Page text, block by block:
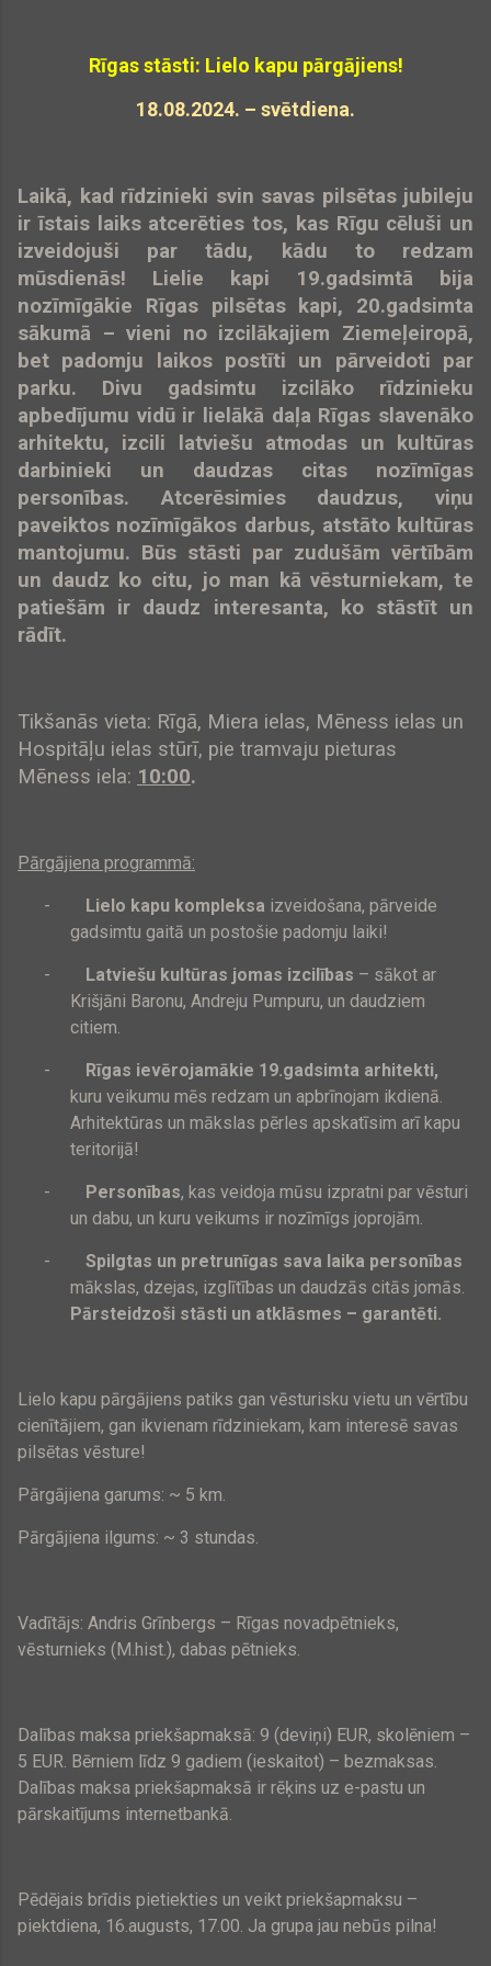
Rīgas stāsti: Lielo kapu pārgājiens!
18.08.2024. – svētdiena.
Laikā, kad rīdzinieki svin savas pilsētas jubileju
ir īstais laiks atcerēties tos, kas Rīgu cēluši un
izveidojuši par tādu, kādu to redzam
mūsdienās! Lielie kapi 19.gadsimtā bija
nozīmīgākie Rīgas pilsētas kapi, 20.gadsimta
sākumā – vieni no izcilākajiem Ziemeļeiropā,
bet padomju laikos postīti un pārveidoti par
parku. Divu gadsimtu izcilāko rīdzinieku
apbedījumu vidū ir lielākā daļa Rīgas slavenāko
arhitektu, izcili latviešu atmodas un kultūras
darbinieki un daudzas citas nozīmīgas
personības. Atcerēsimies daudzus, viņu
paveiktos nozīmīgākos darbus, atstāto kultūras
mantojumu. Būs stāsti par zudušām vērtībām
un daudz ko citu, jo man kā vēsturniekam, te
patiešām ir daudz interesanta, ko stāstīt un
rādīt.
Tikšanās vieta: Rīgā, Miera ielas, Mēness ielas un
Hospitāļu ielas stūrī, pie tramvaju pieturas
Mēness iela: 10:00.
Pārgājiena programmā:
- Lielo kapu kompleksa izveidošana, pārveide
gadsimtu gaitā un postošie padomju laiki!
- Latviešu kultūras jomas izcilības – sākot ar
Krišjāni Baronu, Andreju Pumpuru, un daudziem
citiem.
-
Rīgas ievērojamākie 19.gadsimta arhitekti,
kuru veikumu mēs redzam un apbrīnojam ikdienā.
Arhitektūras un mākslas pērles apskatīsim arī kapu
teritorijā!
- Personības, kas veidoja mūsu izpratni par vēsturi
un dabu, un kuru veikums ir nozīmīgs joprojām.
-
Spilgtas un pretrunīgas sava laika personības
mākslas, dzejas, izglītības un daudzās citās jomās.
Pārsteidzoši stāsti un atklāsmes – garantēti.
Lielo kapu pārgājiens patiks gan vēsturisku vietu un vērtību
cienītājiem, gan ikvienam rīdziniekam, kam interesē savas
pilsētas vēsture!
Pārgājiena garums: ~ 5 km.
Pārgājiena ilgums: ~ 3 stundas.
Vadītājs: Andris Grīnbergs – Rīgas novadpētnieks,
vēsturnieks (M.hist.), dabas pētnieks.
Dalības maksa priekšapmaksā: 9 (deviņi) EUR, skolēniem –
5 EUR . Bērniem līdz 9 gadiem (ieskaitot) – bezmaksas.
Dalības maksa priekšapmaksā ir rēķins uz e-pastu un
pārskaitījums internetbankā.
Pēdējais brīdis pietiekties un veikt priekšapmaksu –
piektdiena, 16.augusts, 17.00. Ja grupa jau nebūs pilna!